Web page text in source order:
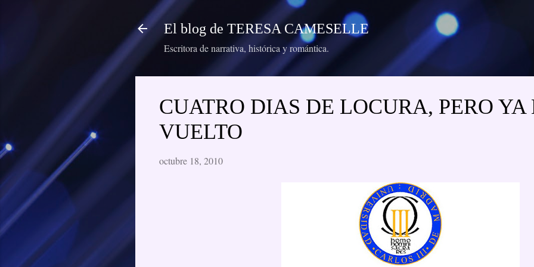
Ir al contenido principal
El blog de TERESA CAMESELLE
Escritora de narrativa, histórica y romántica.
CUATRO DIAS DE LOCURA, PERO YA
VUELTO
octubre 18, 2010